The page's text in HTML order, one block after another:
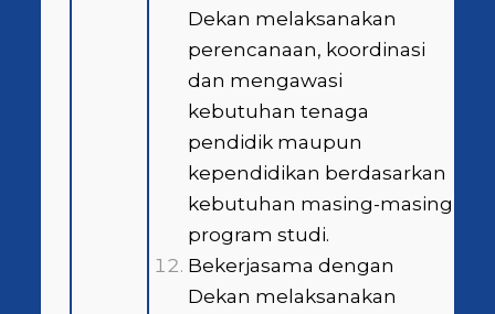
Dekan melaksanakan
perencanaan, koordinasi
dan mengawasi
kebutuhan tenaga
pendidik maupun
kependidikan berdasarkan
kebutuhan masing-masing
program studi.
Bekerjasama dengan
Dekan melaksanakan